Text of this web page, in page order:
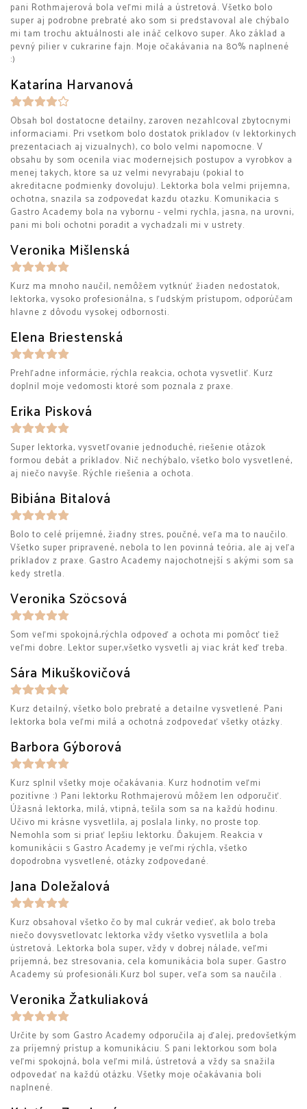
pani Rothmajerová bola veľmi milá a ústretová. Všetko bolo
super aj podrobne prebraté ako som si predstavoval ale chýbalo
mi tam trochu aktuálnosti ale ináč celkovo super. Ako základ a
pevný pilier v cukrarine fajn. Moje očakávania na 80% naplnené
:)
Katarína Harvanová
Obsah bol dostatocne detailny, zaroven nezahlcoval zbytocnymi
informaciami. Pri vsetkom bolo dostatok prikladov (v lektorkinych
prezentaciach aj vizualnych), co bolo velmi napomocne. V
obsahu by som ocenila viac modernejsich postupov a vyrobkov a
menej takych, ktore sa uz velmi nevyrabaju (pokial to
akreditacne podmienky dovoluju). Lektorka bola velmi prijemna,
ochotna, snazila sa zodpovedat kazdu otazku. Komunikacia s
Gastro Academy bola na vybornu - velmi rychla, jasna, na urovni,
pani mi boli ochotni poradit a vychadzali mi v ustrety.
Veronika Mišlenská
Kurz ma mnoho naučil, nemôžem vytknúť žiaden nedostatok,
lektorka, vysoko profesionálna, s ľudským prístupom, odporúčam
hlavne z dôvodu vysokej odbornosti.
Elena Briestenská
Prehľadne informácie, rýchla reakcia, ochota vysvetliť. Kurz
doplnil moje vedomosti ktoré som poznala z praxe.
Erika Pisková
Super lektorka, vysvetľovanie jednoduché, riešenie otázok
formou debát a príkladov. Nič nechýbalo, všetko bolo vysvetlené,
aj niečo navyše. Rýchle riešenia a ochota.
Bibiána Bitalová
Bolo to celé príjemné, žiadny stres, poučné, veľa ma to naučilo.
Všetko super pripravené, nebola to len povinná teória, ale aj veľa
príkladov z praxe. Gastro Academy najochotnejší s akými som sa
kedy stretla.
Veronika Szöcsová
Som veľmi spokojná,rýchla odpoveď a ochota mi pomôcť tiež
veľmi dobre. Lektor super,všetko vysvetli aj viac krát keď treba.
Sára Mikuškovičová
Kurz detailný, všetko bolo prebraté a detailne vysvetlené. Pani
lektorka bola veľmi milá a ochotná zodpovedať všetky otázky.
Barbora Gýborová
Kurz splnil všetky moje očakávania. Kurz hodnotím veľmi
pozitívne :) Pani lektorku Rothmajerovú môžem len odporučiť.
Úžasná lektorka, milá, vtipná, tešila som sa na každú hodinu.
Učivo mi krásne vysvetlila, aj poslala linky, no proste top.
Nemohla som si priať lepšiu lektorku. Ďakujem. Reakcia v
komunikácii s Gastro Academy je veľmi rýchla, všetko
dopodrobna vysvetlené, otázky zodpovedané.
Jana Doležalová
Kurz obsahoval všetko čo by mal cukrár vedieť, ak bolo treba
niečo dovysvetlovatc lektorka vždy všetko vysvetlila a bola
ústretová. Lektorka bola super, vždy v dobrej nálade, veľmi
príjemná, bez stresovania, cela komunikácia bola super. Gastro
Academy sú profesionáli.Kurz bol super, veľa som sa naučila .
Veronika Žatkuliaková
Určite by som Gastro Academy odporučila aj ďalej, predovšetkým
za príjemný prístup a komunikáciu. S pani lektorkou som bola
veľmi spokojná, bola veľmi milá, ústretová a vždy sa snažila
odpovedať na každú otázku. Všetky moje očakávania boli
naplnené.